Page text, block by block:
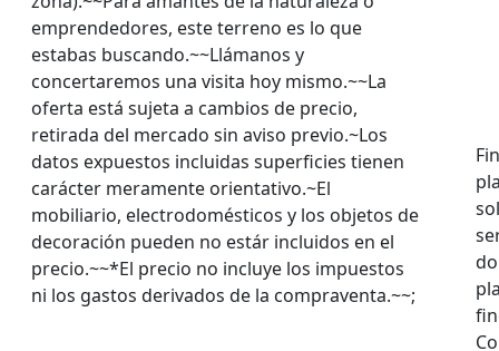
emprendedores, este terreno es lo que
estabas buscando.~~Llámanos y
concertaremos una visita hoy mismo.~~La
oferta está sujeta a cambios de precio,
retirada del mercado sin aviso previo.~Los
datos expuestos incluidas superficies tienen
carácter meramente orientativo.~El
mobiliario, electrodomésticos y los objetos de
decoración pueden no estár incluidos en el
precio.~~*El precio no incluye los impuestos
ni los gastos derivados de la compraventa.~~;